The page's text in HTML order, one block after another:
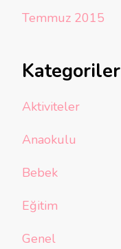
Temmuz 2015
Kategoriler
Aktiviteler
Anaokulu
Bebek
Eğitim
Genel